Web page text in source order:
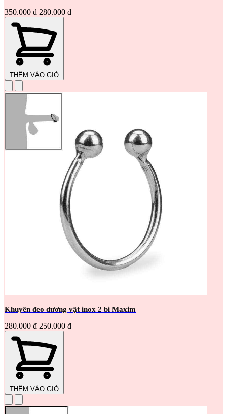
350.000 đ 280.000 đ
THÊM VÀO GIỎ
Khuyên đeo dương vật inox 2 bi Maxim
280.000 đ 250.000 đ
THÊM VÀO GIỎ